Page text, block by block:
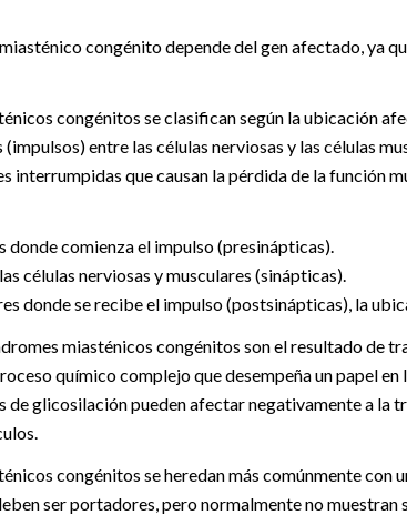
congénito depende del gen afectado, ya
congénitos se clasifican según la ubicación
entre las células nerviosas y las células
interrumpidas que causan la pérdida de la función
donde comienza el impulso (presinápticas).
células nerviosas y musculares (sinápticas).
donde se recibe el impulso (postsinápticas), la
miasténicos congénitos son el resultado de
químico complejo que desempeña un papel
de glicosilación pueden afectar negativamente a la
congénitos se heredan más comúnmente con
ser portadores, pero normalmente no muestran